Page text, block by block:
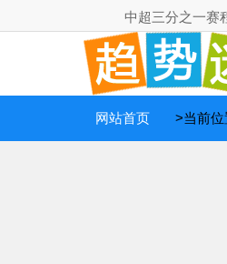
中超三分之一赛
网站首页 >当前